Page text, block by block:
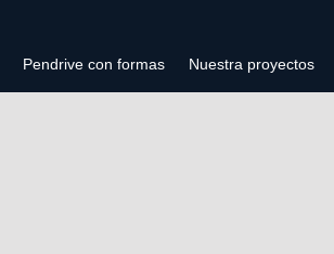
Pendrive con formas Nuestra proyectos